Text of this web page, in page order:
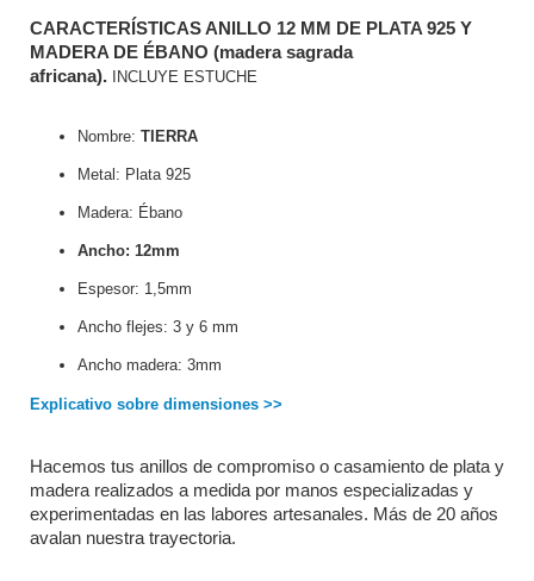
CARACTERÍSTICAS ANILLO 12 MM DE PLATA 925 Y
MADERA DE ÉBANO (madera sagrada
africana). INCLUYE ESTUCHE
Nombre: TIERRA
Metal: Plata 925
Madera: Ébano
Ancho: 12mm
Espesor: 1,5mm
Ancho flejes: 3 y 6 mm
Ancho madera: 3mm
Explicativo sobre dimensiones >>
Hacemos tus anillos de compromiso o casamiento de plata y
madera realizados a medida por manos especializadas y
experimentadas en las labores artesanales. Más de 20 años
avalan nuestra trayectoria.